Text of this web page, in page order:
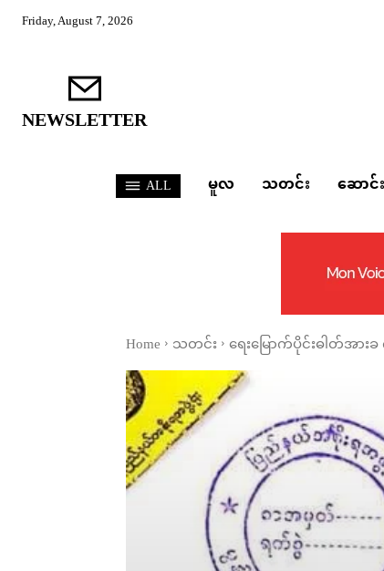
Friday, August 7, 2026
NEWSLETTER
ALL မူလ သတင်း ဆောင်
Home သတင်း ရေးမြောက်ပိုင်းဓါတ်အ